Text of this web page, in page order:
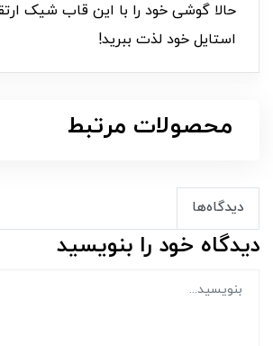
حالا گوشی خود را با این قاب شیک
استایل خود لذت ببرید!
محصولات مرتبط
دیدگاه‌ها
دیدگاه خود را بنویسید